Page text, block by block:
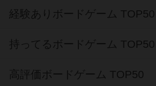
経験ありボードゲーム TOP50
持ってるボードゲーム TOP50
高評価ボードゲーム TOP50